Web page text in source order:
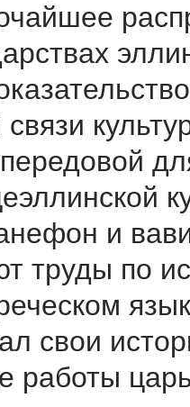
и
труды по
свои
работы